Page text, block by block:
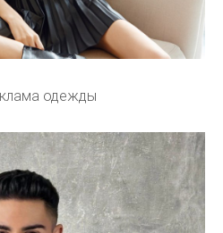
одежды